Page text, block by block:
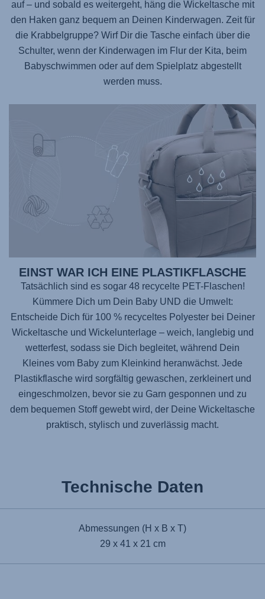
auf – und sobald es weitergeht, häng die Wickeltasche mit
den Haken ganz bequem an Deinen Kinderwagen. Zeit für
die Krabbelgruppe? Wirf Dir die Tasche einfach über die
Schulter, wenn der Kinderwagen im Flur der Kita, beim
Babyschwimmen oder auf dem Spielplatz abgestellt
werden muss.
EINST WAR ICH EINE PLASTIKFLASCHE
Tatsächlich sind es sogar 48 recycelte PET-Flaschen!
Kümmere Dich um Dein Baby UND die Umwelt:
Entscheide Dich für 100 % recyceltes Polyester bei Deiner
Wickeltasche und Wickelunterlage – weich, langlebig und
wetterfest, sodass sie Dich begleitet, während Dein
Kleines vom Baby zum Kleinkind heranwächst. Jede
Plastikflasche wird sorgfältig gewaschen, zerkleinert und
eingeschmolzen, bevor sie zu Garn gesponnen und zu
dem bequemen Stoff gewebt wird, der Deine Wickeltasche
praktisch, stylisch und zuverlässig macht.
Technische Daten
Abmessungen (H x B x T)
29 x 41 x 21 cm